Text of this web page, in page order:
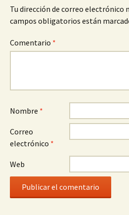
Tu dirección de correo electrónico
campos obligatorios están
Comentario *
Nombre *
Correo
electrónico *
Web